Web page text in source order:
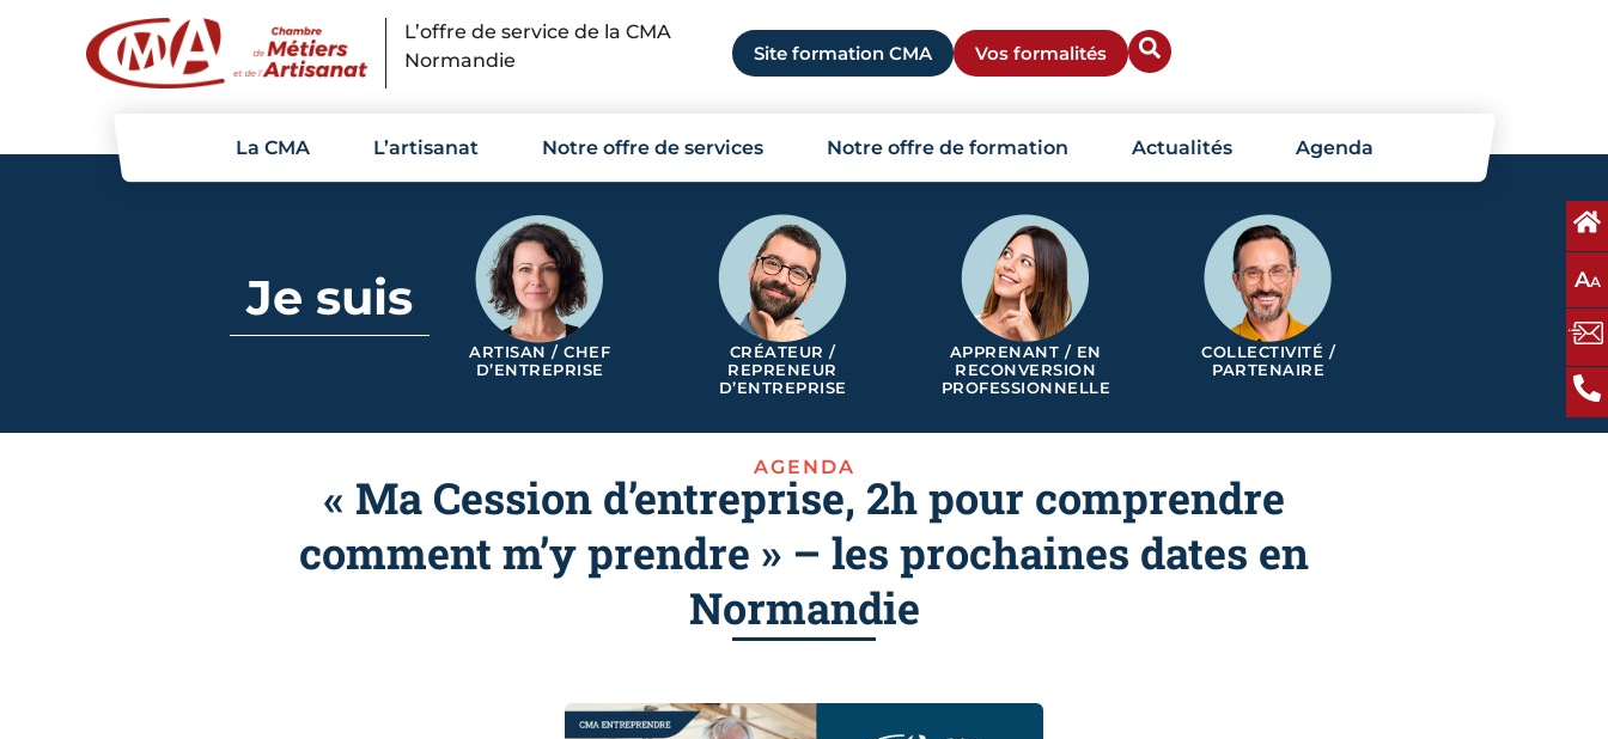
L’offre de service de la CMA
Normandie
Site formation CMA Vos formalités
La CMA L’artisanat Notre offre de services Notre offre de formation Actualités Agenda
AA
Je suis
ARTISAN / CHEF
D’ENTREPRISE
CRÉATEUR /
REPRENEUR
D’ENTREPRISE
APPRENANT / EN
RECONVERSION
PROFESSIONNELLE
COLLECTIVITÉ /
PARTENAIRE
AGENDA
« Ma Cession d’entreprise, 2h pour comprendre
comment m’y prendre » – les prochaines dates en
Normandie
Panneau de gestion des cookies